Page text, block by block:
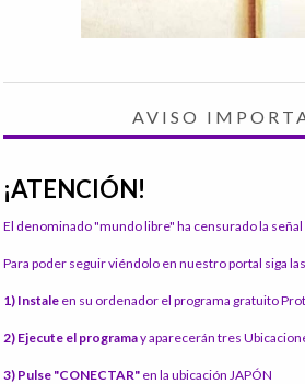
AVISO
¡ATENCIÓN!
El denominado "mundo libre" ha censurado la señal
Para poder seguir viéndolo en nuestro portal siga
1) Instale en su ordenador el programa gratuito
2) Ejecute el programay aparecerán tres
3) Pulse "CONECTAR" en la ubicación JAPÓN